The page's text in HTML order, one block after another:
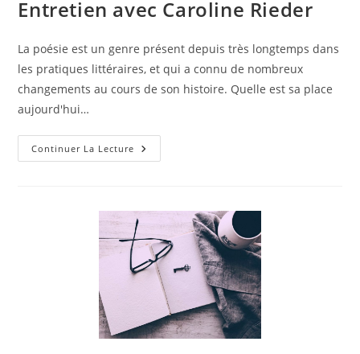
Entretien avec Caroline Rieder
La poésie est un genre présent depuis très longtemps dans
les pratiques littéraires, et qui a connu de nombreux
changements au cours de son histoire. Quelle est sa place
aujourd'hui…
Continuer La Lecture